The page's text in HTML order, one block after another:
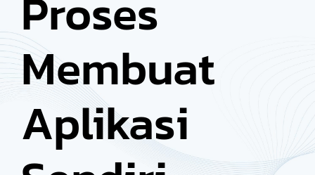
Membuat
Aplikasi